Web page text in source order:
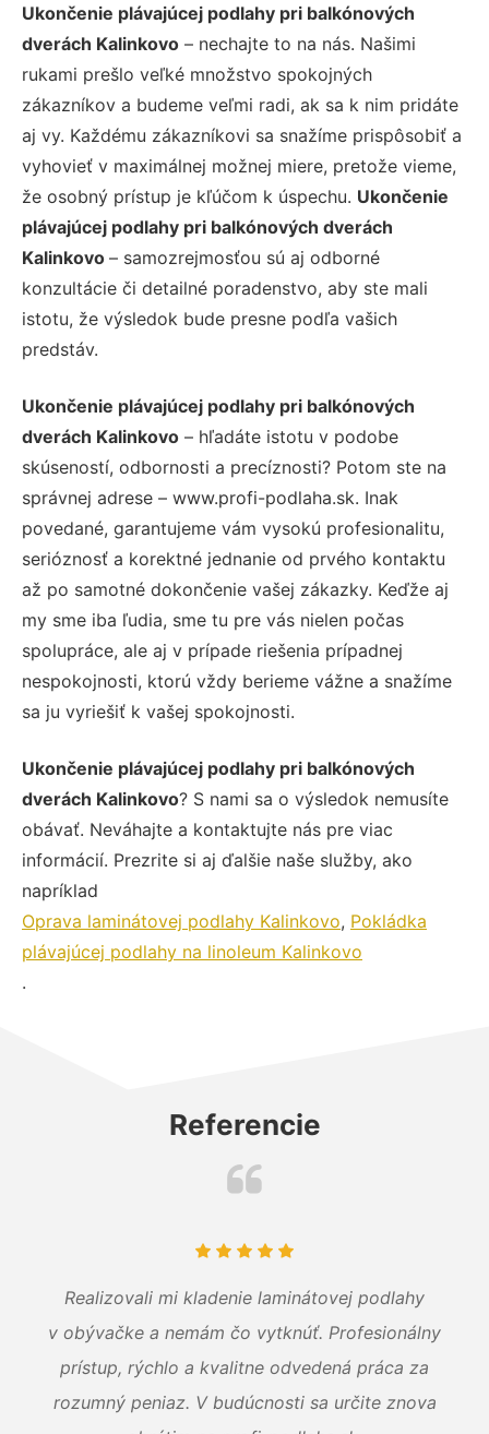
Ukončenie plávajúcej podlahy pri balkónových
dverách Kalinkovo – nechajte to na nás. Našimi
rukami prešlo veľké množstvo spokojných
zákazníkov a budeme veľmi radi, ak sa k nim pridáte
aj vy. Každému zákazníkovi sa snažíme prispôsobiť a
vyhovieť v maximálnej možnej miere, pretože vieme,
že osobný prístup je kľúčom k úspechu. Ukončenie
plávajúcej podlahy pri balkónových dverách
Kalinkovo – samozrejmosťou sú aj odborné
konzultácie či detailné poradenstvo, aby ste mali
istotu, že výsledok bude presne podľa vašich
predstáv.
Ukončenie plávajúcej podlahy pri balkónových
dverách Kalinkovo – hľadáte istotu v podobe
skúseností, odbornosti a precíznosti? Potom ste na
správnej adrese – www.profi-podlaha.sk. Inak
povedané, garantujeme vám vysokú profesionalitu,
serióznosť a korektné jednanie od prvého kontaktu
až po samotné dokončenie vašej zákazky. Keďže aj
my sme iba ľudia, sme tu pre vás nielen počas
spolupráce, ale aj v prípade riešenia prípadnej
nespokojnosti, ktorú vždy berieme vážne a snažíme
sa ju vyriešiť k vašej spokojnosti.
Ukončenie plávajúcej podlahy pri balkónových
dverách Kalinkovo? S nami sa o výsledok nemusíte
obávať. Neváhajte a kontaktujte nás pre viac
informácií. Prezrite si aj ďalšie naše služby, ako
napríklad
Oprava laminátovej podlahy Kalinkovo, Pokládka
plávajúcej podlahy na linoleum Kalinkovo
.
Referencie
Realizovali mi kladenie laminátovej podlahy
v obývačke a nemám čo vytknúť. Profesionálny
prístup, rýchlo a kvalitne odvedená práca za
rozumný peniaz. V budúcnosti sa určite znova